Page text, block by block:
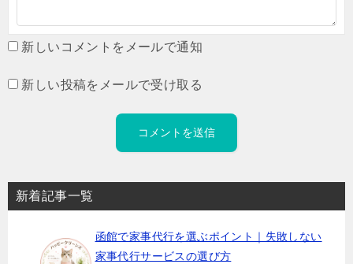
新しいコメントをメールで通知
新しい投稿をメールで受け取る
新着記事一覧
函館で家事代行を選ぶポイント｜失敗しない
家事代行サービスの選び方